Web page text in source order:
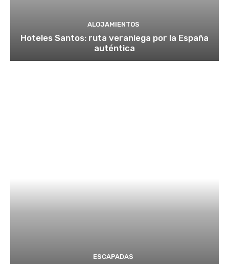
ALOJAMIENTOS
Hoteles Santos: ruta veraniega por la España
auténtica
ESCAPADAS